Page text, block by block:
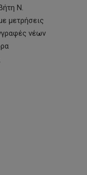
Ν.
μετρήσεις
νέων